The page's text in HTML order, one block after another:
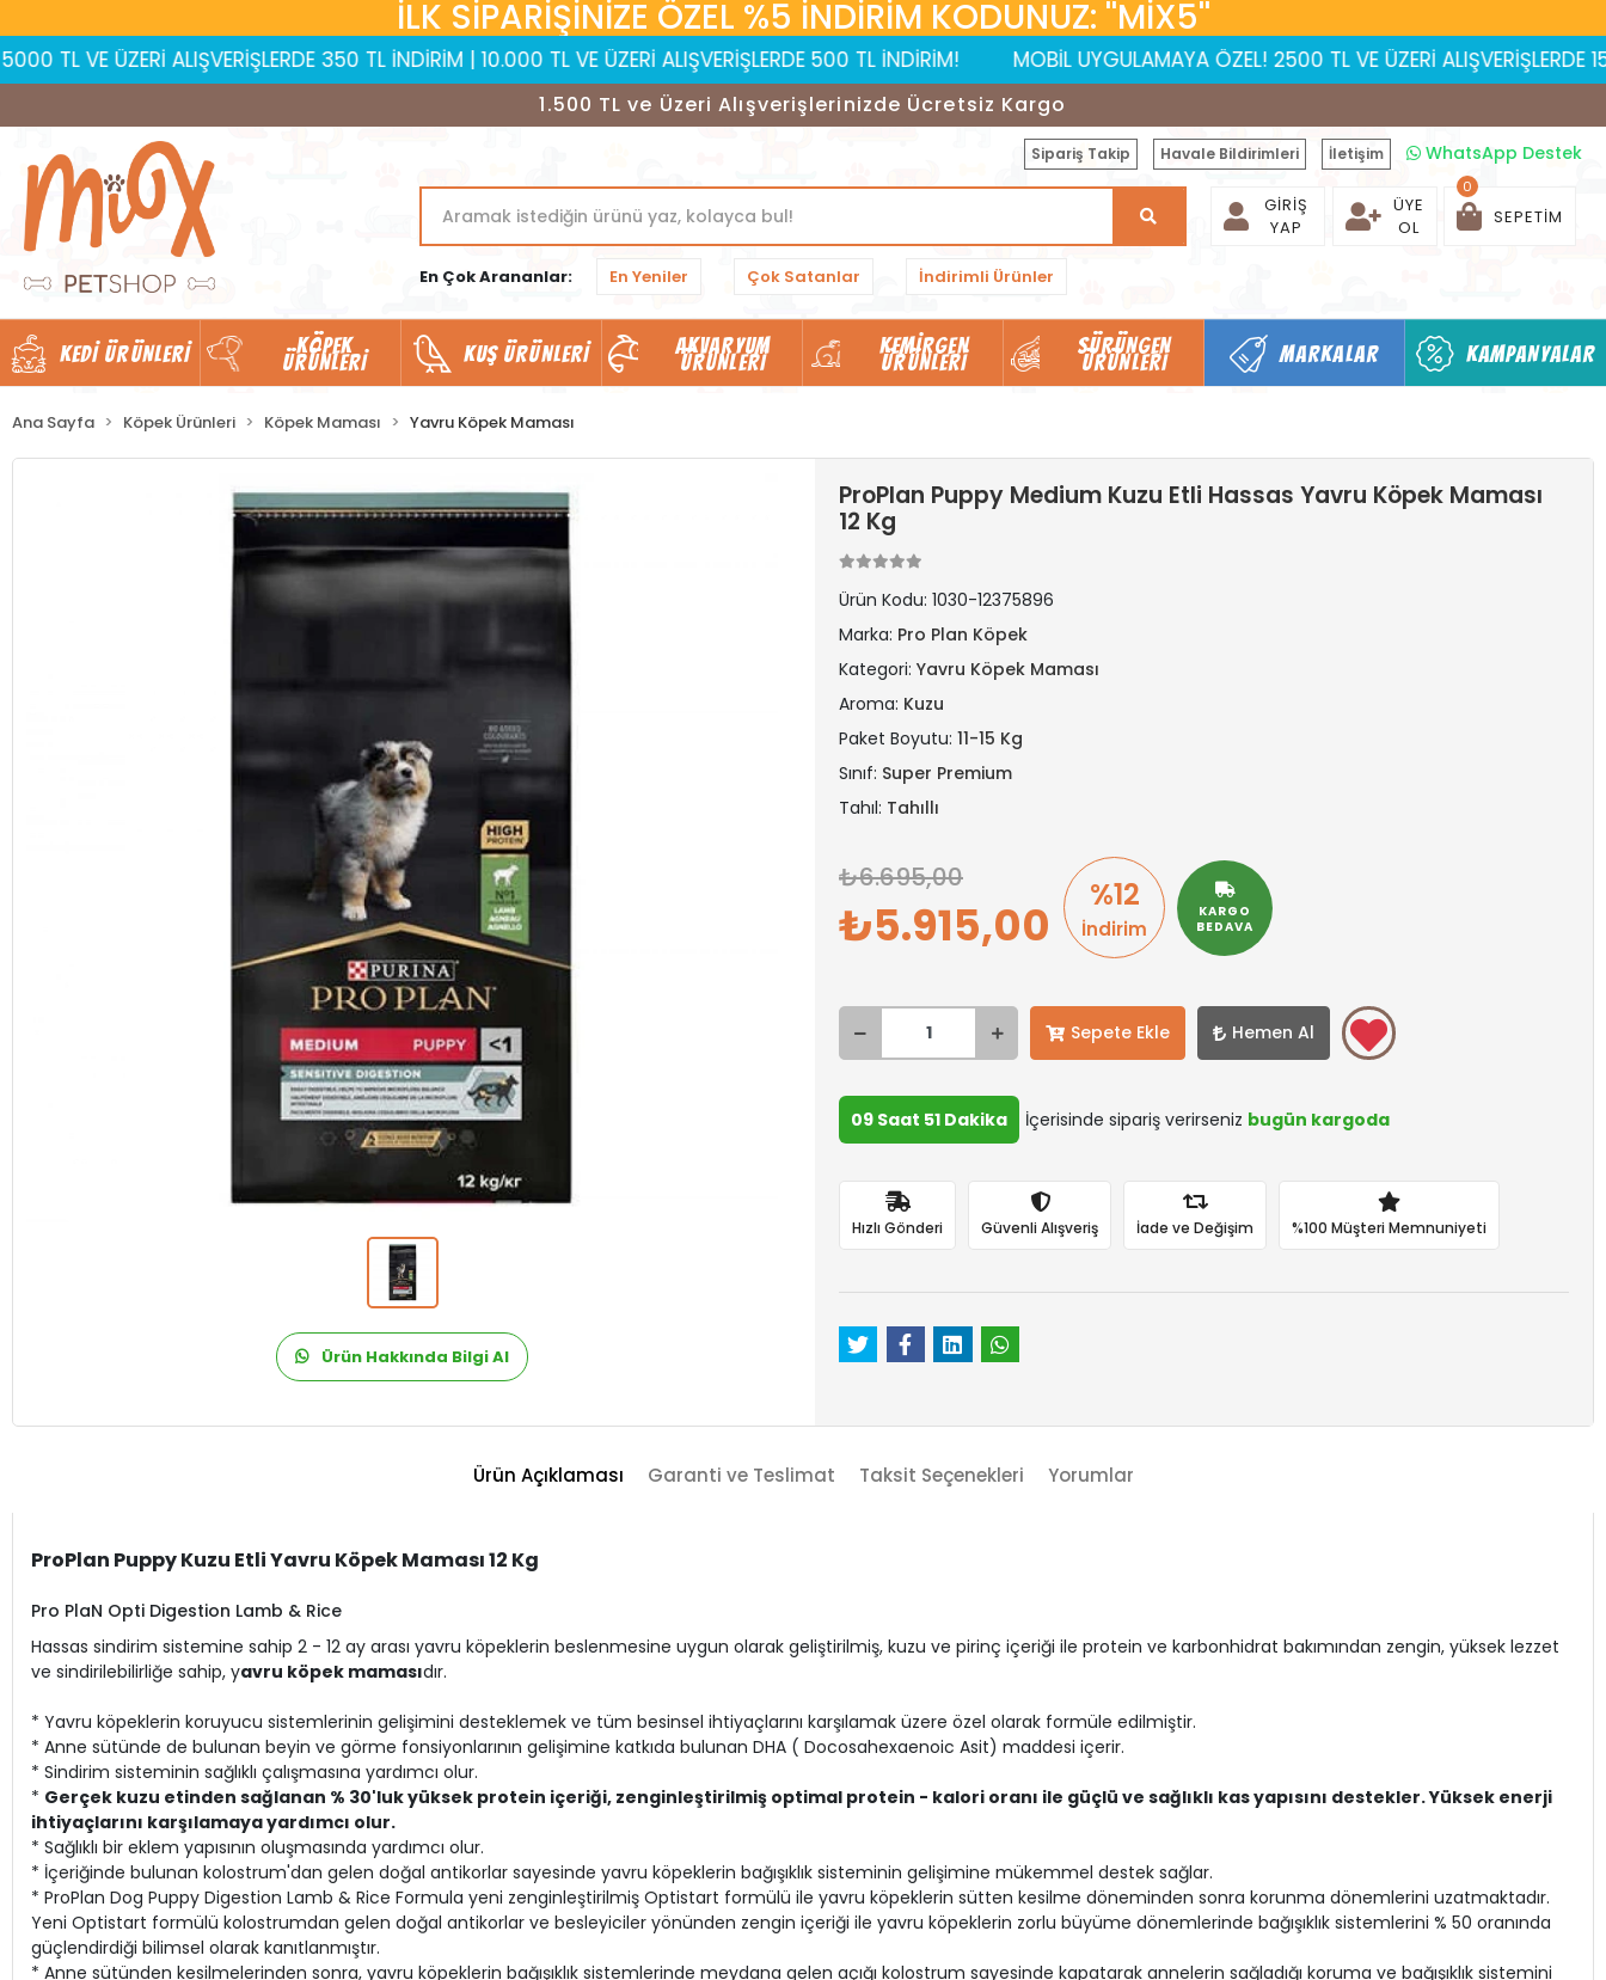
İLK SİPARİŞİNİZE ÖZEL %5 İNDİRİM KODUNUZ: ''MİX5''
ALIŞVERİŞLERDE 350 TL İNDİRİM | 10.000 TL VE ÜZERİ ALIŞVERİŞLERDE 500 TL İNDİRİM! MOBİL UYGULAMAYA ÖZEL! 2500 TL VE ÜZERİ ALIŞVERİŞLERDE 150 TL
1.500 TL ve Üzeri Alışverişlerinizde Ücretsiz Kargo
Sipariş Takip Havale Bildirimleri İletişim WhatsApp Destek
En Çok Arananlar: En Yeniler Çok Satanlar İndirimli Ürünler
GIRIŞ
YAP
ÜYE
OL
SEPETIM
0
KEDI ÜRÜNLERI KÖPEK
ÜRÜNLERI KUŞ ÜRÜNLERI AKVARYUM
ÜRÜNLERI
KEMIRGEN
ÜRÜNLERI
SÜRÜNGEN
ÜRÜNLERI MARKALAR KAMPANYALAR
Ana Sayfa Köpek Ürünleri Köpek Maması Yavru Köpek Maması
Ürün Hakkında Bilgi Al
ProPlan Puppy Medium Kuzu Etli Hassas Yavru Köpek Maması
12 Kg
Ürün Kodu: 1030-12375896
Marka: Pro Plan Köpek
Kategori: Yavru Köpek Maması
Aroma: Kuzu
Paket Boyutu: 11-15 Kg
Sınıf: Super Premium
Tahıl: Tahıllı
KARGO
BEDAVA
%12
İndirim
6.695,00
5.915,00
Sepete Ekle Hemen Al
09 Saat 51 Dakika İçerisinde sipariş verirseniz bugün kargoda
Hızlı Gönderi Güvenli Alışveriş İade ve Değişim %100 Müşteri Memnuniyeti
Ürün Açıklaması Garanti ve Teslimat Taksit Seçenekleri Yorumlar
ProPlan Puppy Kuzu Etli Yavru Köpek Maması 12 Kg
Pro PlaN Opti Digestion Lamb & Rice
Hassas sindirim sistemine sahip 2 - 12 ay arası yavru köpeklerin beslenmesine uygun olarak geliştirilmiş, kuzu ve pirinç içeriği ile protein ve karbonhidrat bakımından zengin, yüksek lezzet
ve sindirilebilirliğe sahip, yavru köpek mamasıdır.
* Yavru köpeklerin koruyucu sistemlerinin gelişimini desteklemek ve tüm besinsel ihtiyaçlarını karşılamak üzere özel olarak formüle edilmiştir.
* Anne sütünde de bulunan beyin ve görme fonsiyonlarının gelişimine katkıda bulunan DHA ( Docosahexaenoic Asit) maddesi içerir.
* Sindirim sisteminin sağlıklı çalışmasına yardımcı olur.
* Gerçek kuzu etinden sağlanan % 30'luk yüksek protein içeriği, zenginleştirilmiş optimal protein - kalori oranı ile güçlü ve sağlıklı kas yapısını destekler. Yüksek enerji
ihtiyaçlarını karşılamaya yardımcı olur.
* Sağlıklı bir eklem yapısının oluşmasında yardımcı olur.
* İçeriğinde bulunan kolostrum'dan gelen doğal antikorlar sayesinde yavru köpeklerin bağışıklık sisteminin gelişimine mükemmel destek sağlar.
* ProPlan Dog Puppy Digestion Lamb & Rice Formula yeni zenginleştirilmiş Optistart formülü ile yavru köpeklerin sütten kesilme döneminden sonra korunma dönemlerini uzatmaktadır.
Yeni Optistart formülü kolostrumdan gelen doğal antikorlar ve besleyiciler yönünden zengin içeriği ile yavru köpeklerin zorlu büyüme dönemlerinde bağışıklık sistemlerini % 50 oranında
güçlendirdiği bilimsel olarak kanıtlanmıştır.
* Anne sütünden kesilmelerinden sonra, yavru köpeklerin bağışıklık sistemlerinde meydana gelen açığı kolostrum sayesinde kapatarak annelerin sağladığı koruma ve bağışıklık sistemini